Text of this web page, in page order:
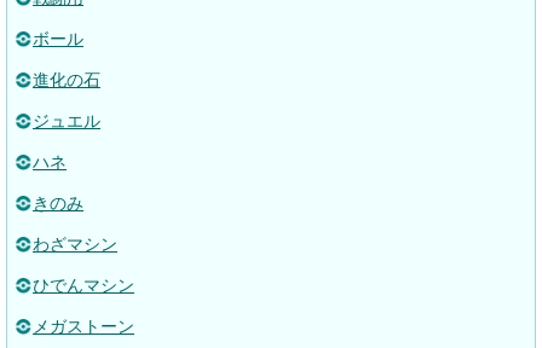
ボール
進化の石
ジュエル
ハネ
きのみ
わざマシン
ひでんマシン
メガストーン